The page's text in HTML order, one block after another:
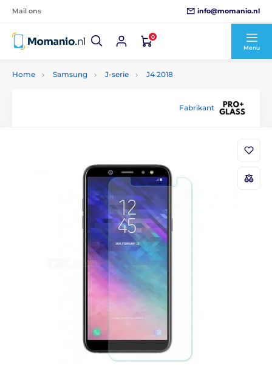
Mail ons info@momanio.nl
0
Menu
Home Samsung J-serie J4 2018
Fabrikant